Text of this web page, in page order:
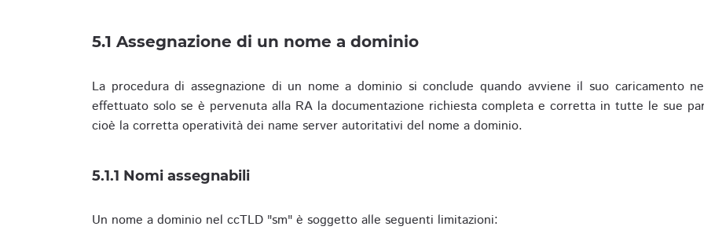
5.1 Assegnazione di un nome a dominio
La procedura di assegnazione di un nome a dominio si conclude quando avviene il suo caricamento
effettuato solo se è pervenuta alla RA la documentazione richiesta completa e corretta in tutte le sue
cioè la corretta operatività dei name server autoritativi del nome a dominio.
5.1.1 Nomi assegnabili
Un nome a dominio nel ccTLD "sm" è soggetto alle seguenti limitazioni: